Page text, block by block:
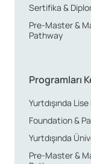
Sertifika &
Pre-Master &
Pathway
Programları
Yurtdışında
Foundation &
Yurtdışında
Pre-Master &